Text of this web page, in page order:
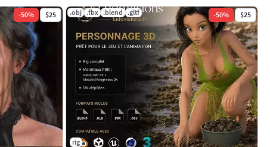
-50% $25 .obj .fbx .blend .gltf -50% $25
rig